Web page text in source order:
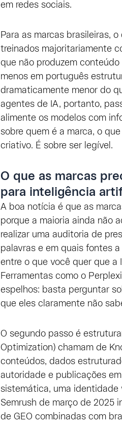
em redes sociais.
Para as marcas brasileiras,
treinados majoritariamente
que não produzem
menos em português
dramaticamente menor do
agentes de IA, portanto,
alimente os modelos com
sobre quem é a marca, o
criativo. É sobre ser legível.
O que as marcas
para inteligência
A boa notícia é que as
porque a maioria ainda não
realizar uma auditoria de
palavras e em quais fontes
entre o que você quer que a
Ferramentas como o
espelhos: basta perguntar
que eles claramente não
O segundo passo é
Optimization) chamam de
conteúdos, dados
autoridade e publicações
sistemática, uma identidade
Semrush de março de 2025
de GEO combinadas com